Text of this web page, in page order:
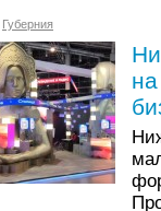
Губерния